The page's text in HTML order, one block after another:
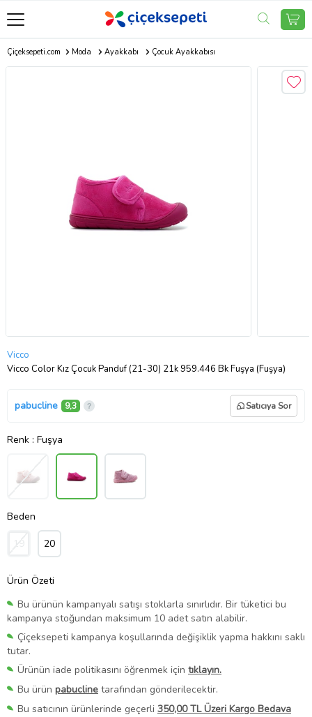
Çiçeksepeti.com Moda Ayakkabı Çocuk Ayakkabısı
Vicco
Vicco Color Kız Çocuk Panduf (21-30) 21k 959.446 Bk Fuşya (Fuşya)
pabucline 9,3 Satıcıya Sor
Renk : Fuşya
Beden
19 20
Ürün Özeti
Bu ürünün kampanyalı satışı stoklarla sınırlıdır. Bir tüketici bu
kampanya stoğundan maksimum 10 adet satın alabilir.
Çiçeksepeti kampanya koşullarında değişiklik yapma hakkını saklı
tutar.
Ürünün iade politikasını öğrenmek için tıklayın.
Bu ürün pabucline tarafından gönderilecektir.
Bu satıcının ürünlerinde geçerli 350,00 TL Üzeri Kargo Bedava